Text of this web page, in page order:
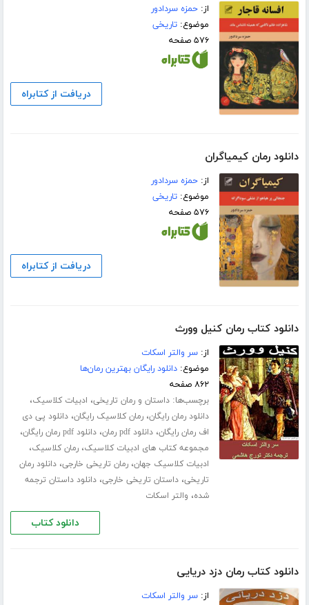
از:حمزه سردادور
موضوع:تاریخی
۵۷۶ صفحه
دریافت از کتابراه
دانلود رمان کیمیاگران
از:حمزه سردادور
موضوع:تاریخی
۵۷۶ صفحه
دریافت از کتابراه
دانلود کتاب رمان کنیل وورث
از:سر والتر اسکات
موضوع:دانلود رایگان بهترین رمان‌ها
۸۶۲ صفحه
برچسب‌ها:داستان و رمان تاریخی، ادبیات کلاسیک،
دانلود رمان رایگان،رمان کلاسیک رایگان،دانلود پی دی
اف رمان رایگان،دانلود pdf رمان ،دانلود pdf رمان رایگان ،
مجموعه کتاب های ادبیات کلاسیک،رمان کلاسیک،
ادبیات کلاسیک جهان،رمان تاریخی خارجی،دانلود رمان
تاریخی،داستان تاریخی خارجی،دانلود داستان ترجمه
شده، والتر اسکات
دانلود کتاب
دانلود کتاب رمان دزد دریایی
از:سر والتر اسکات